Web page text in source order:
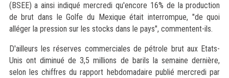
(BSEE) a ainsi indiqué mercredi qu'encore 16% de la production
de brut dans le Golfe du Mexique était interrompue, "de quoi
alléger la pression sur les stocks dans le pays", commentent-ils.
D'ailleurs les réserves commerciales de pétrole brut aux Etats-
Unis ont diminué de 3,5 millions de barils la semaine dernière,
selon les chiffres du rapport hebdomadaire publié mercredi par